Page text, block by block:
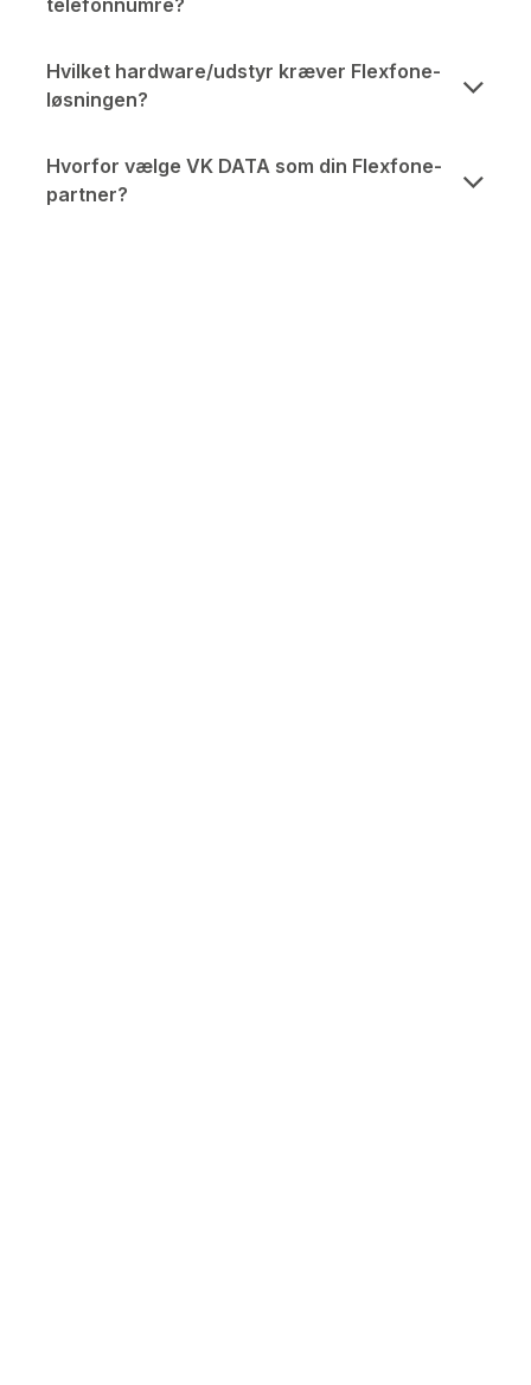
telefonnumre?
Hvilket hardware/udstyr kræver Flexfone-
løsningen?
Hvorfor vælge VK DATA som din Flexfone-
partner?